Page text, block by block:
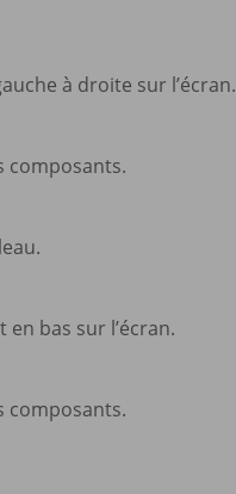
à droite sur l’écran.
composants.
bas sur l’écran.
composants.